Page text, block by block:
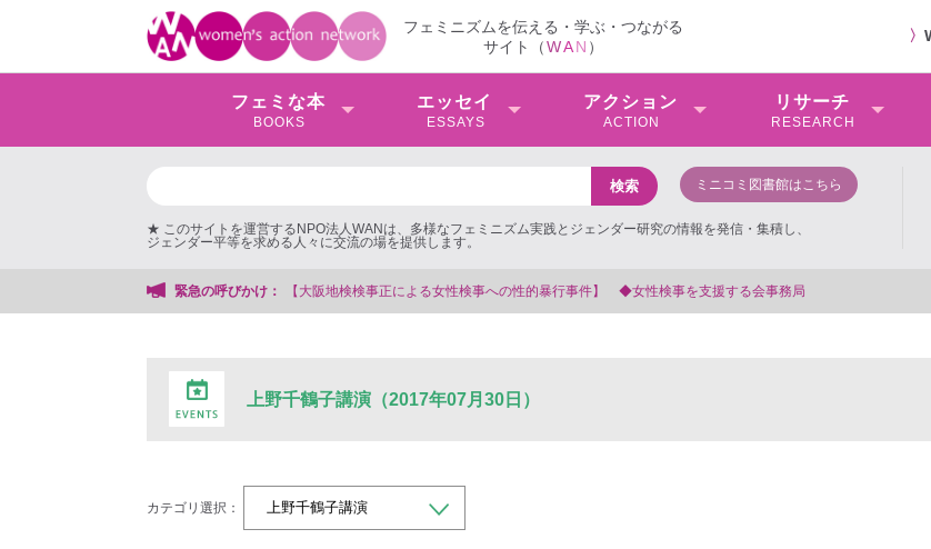
フェミニズムを伝える・学ぶ・つながる
サイト（WAN ）
〉
フェミな本
BOOKS
エッセイ
ESSAYS
アクション
ACTION
リサーチ
RESEARCH
ミニコミ図書館はこちら
★ このサイトを運営するNPO法人WANは、多様なフェミニズム実践とジェンダー研究の情報を発信・集積し、
ジェンダー平等を求める人々に交流の場を提供します。
緊急の呼びかけ：
【大阪地検検事正による女性検事への性的暴行事件】 ◆女性検事を支援する会事務局
上野千鶴子講演（2017年07月30日）
カテゴリ選択：